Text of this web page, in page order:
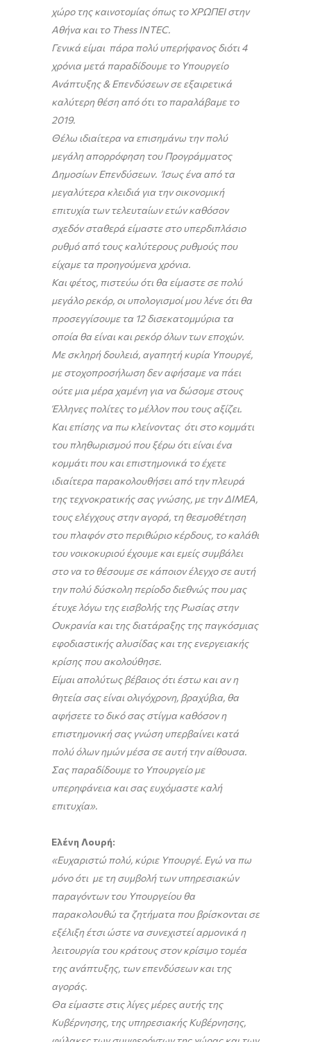
χώρο της καινοτομίας όπως το ΧΡΩΠΕΙ στην
Αθήνα και το Thess INTEC.
Γενικά είμαι πάρα πολύ υπερήφανος διότι 4
χρόνια μετά παραδίδουμε το Υπουργείο
Ανάπτυξης & Επενδύσεων σε εξαιρετικά
καλύτερη θέση από ότι το παραλάβαμε το
2019.
Θέλω ιδιαίτερα να επισημάνω την πολύ
μεγάλη απορρόφηση του Προγράμματος
Δημοσίων Επενδύσεων. Ίσως ένα από τα
μεγαλύτερα κλειδιά για την οικονομική
επιτυχία των τελευταίων ετών καθόσον
σχεδόν σταθερά είμαστε στο υπερδιπλάσιο
ρυθμό από τους καλύτερους ρυθμούς που
είχαμε τα προηγούμενα χρόνια.
Και φέτος, πιστεύω ότι θα είμαστε σε πολύ
μεγάλο ρεκόρ, οι υπολογισμοί μου λένε ότι θα
προσεγγίσουμε τα 12 δισεκατομμύρια τα
οποία θα είναι και ρεκόρ όλων των εποχών.
Με σκληρή δουλειά, αγαπητή κυρία Υπουργέ,
με στοχοπροσήλωση δεν αφήσαμε να πάει
ούτε μια μέρα χαμένη για να δώσομε στους
Έλληνες πολίτες το μέλλον που τους αξίζει.
Και επίσης να πω κλείνοντας ότι στο κομμάτι
του πληθωρισμού που ξέρω ότι είναι ένα
κομμάτι που και επιστημονικά το έχετε
ιδιαίτερα παρακολουθήσει από την πλευρά
της τεχνοκρατικής σας γνώσης, με την ΔΙΜΕΑ,
τους ελέγχους στην αγορά, τη θεσμοθέτηση
του πλαφόν στο περιθώριο κέρδους, το καλάθι
του νοικοκυριού έχουμε και εμείς συμβάλει
στο να το θέσουμε σε κάποιον έλεγχο σε αυτή
την πολύ δύσκολη περίοδο διεθνώς που μας
έτυχε λόγω της εισβολής της Ρωσίας στην
Ουκρανία και της διατάραξης της παγκόσμιας
εφοδιαστικής αλυσίδας και της ενεργειακής
κρίσης που ακολούθησε.
Είμαι απολύτως βέβαιος ότι έστω και αν η
θητεία σας είναι ολιγόχρονη, βραχύβια, θα
αφήσετε το δικό σας στίγμα καθόσον η
επιστημονική σας γνώση υπερβαίνει κατά
πολύ όλων ημών μέσα σε αυτή την αίθουσα.
Σας παραδίδουμε το Υπουργείο με
υπερηφάνεια και σας ευχόμαστε καλή
επιτυχία».
Ελένη Λουρή:
«Ευχαριστώ πολύ, κύριε Υπουργέ. Εγώ να πω
μόνο ότι με τη συμβολή των υπηρεσιακών
παραγόντων του Υπουργείου θα
παρακολουθώ τα ζητήματα που βρίσκονται σε
εξέλιξη έτσι ώστε να συνεχιστεί αρμονικά η
λειτουργία του κράτους στον κρίσιμο τομέα
της ανάπτυξης, των επενδύσεων και της
αγοράς.
Θα είμαστε στις λίγες μέρες αυτής της
Κυβέρνησης, της υπηρεσιακής Κυβέρνησης,